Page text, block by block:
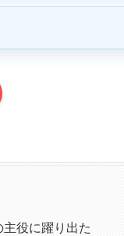
役に躍り出た